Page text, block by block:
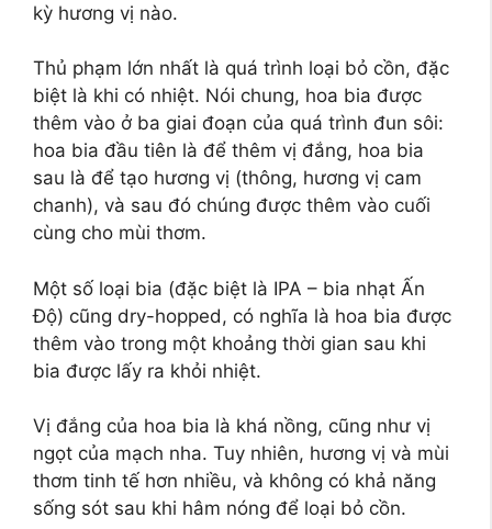
kỳ hương vị nào.
Thủ phạm lớn nhất là quá trình loại bỏ cồn, đặc
biệt là khi có nhiệt. Nói chung, hoa bia được
thêm vào ở ba giai đoạn của quá trình đun sôi:
hoa bia đầu tiên là để thêm vị đắng, hoa bia
sau là để tạo hương vị (thông, hương vị cam
chanh), và sau đó chúng được thêm vào cuối
cùng cho mùi thơm.
Một số loại bia (đặc biệt là IPA – bia nhạt Ấn
Độ) cũng dry-hopped, có nghĩa là hoa bia được
thêm vào trong một khoảng thời gian sau khi
bia được lấy ra khỏi nhiệt.
Vị đắng của hoa bia là khá nồng, cũng như vị
ngọt của mạch nha. Tuy nhiên, hương vị và mùi
thơm tinh tế hơn nhiều, và không có khả năng
sống sót sau khi hâm nóng để loại bỏ cồn.